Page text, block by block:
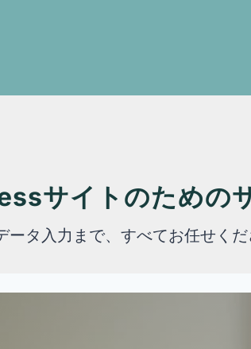
サイトのための
タ入力まで、すべてお任せく